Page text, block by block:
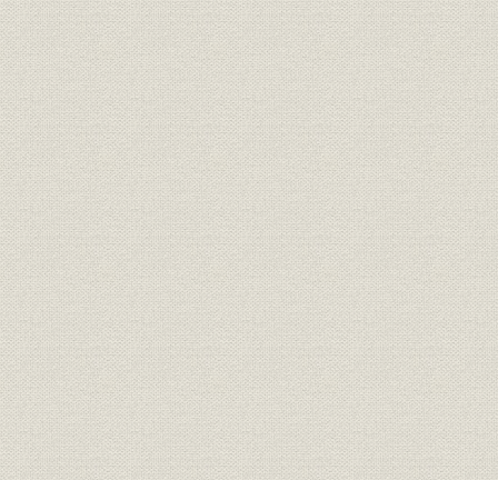
一転して綿業不況へ
多角化・合理化の進展
第4節 精紡機の開発と自動車の研究に着手
ハイドクラフト精紡機を発売
小型エンジンの試作
第2章 自動車事業の確立
第1節 日本の自動車市場
第1項 関東大震災と米国車輸入の急増
第2項 フォード社、ゼネラルモーターズ社の組立生産
第3項 自動車国産化―快進社や白楊社の挫折